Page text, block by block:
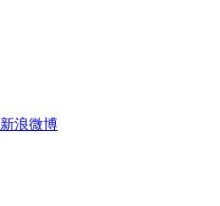
新浪微博